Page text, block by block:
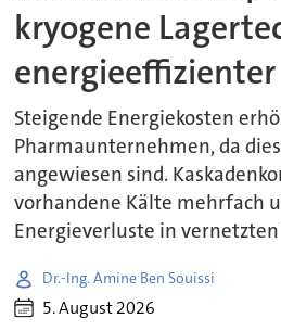
kryogene
energieeffizienter
Steigende Energiekosten
Pharmaunternehmen, da
angewiesen sind.
vorhandene Kälte mehrfach
Energieverluste in
Dr.-Ing. Amine Ben Souissi
5. August 2026